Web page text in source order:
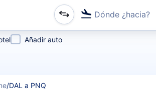
Dónde ¿hacia?
por ciudad o aeropuerto o por vuelos directos
Añadir auto
/DAL a PNQ